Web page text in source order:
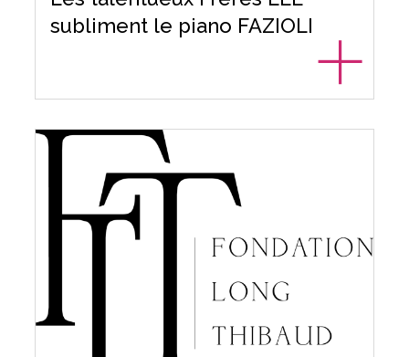
subliment le piano FAZIOLI